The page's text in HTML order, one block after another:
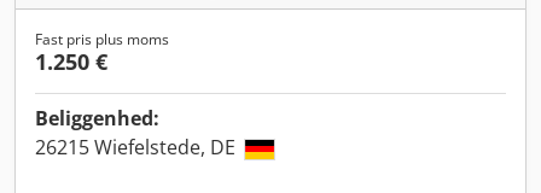
Fast pris plus moms
1.250 €
Beliggenhed:
26215 Wiefelstede, DE